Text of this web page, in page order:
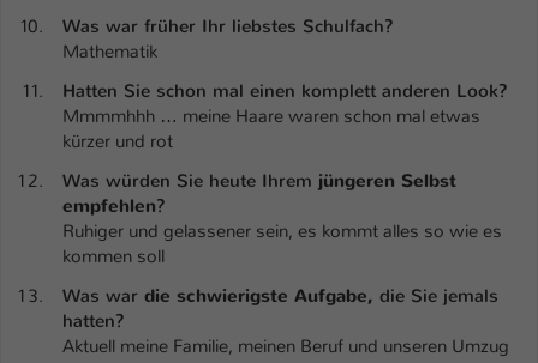
Was war früher Ihr liebstes Schulfach?
Mathematik
Hatten Sie schon mal einen komplett anderen Look?
Mmmmhhh … meine Haare waren schon mal etwas
kürzer und rot
Was würden Sie heute Ihrem jüngeren Selbst
empfehlen?
Ruhiger und gelassener sein, es kommt alles so wie es
kommen soll
Was wardie schwierigste Aufgabe, die Sie jemals
hatten?
Aktuell meine Familie, meinen Beruf und unseren Umzug
Zweck
Dieser Cookie teilt der Webseite mit, ob
zu verwalten.